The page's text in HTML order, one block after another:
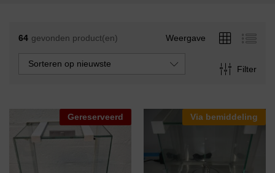
64 gevonden product(en) Weergave
Filter
Sorteren op nieuwste
Gereserveerd Via bemiddeling